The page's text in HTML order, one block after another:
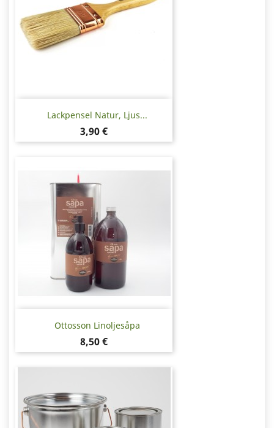
Lackpensel Natur, Ljus...
Pris
3,90 €
Ottosson Linoljesåpa
Pris
8,50 €